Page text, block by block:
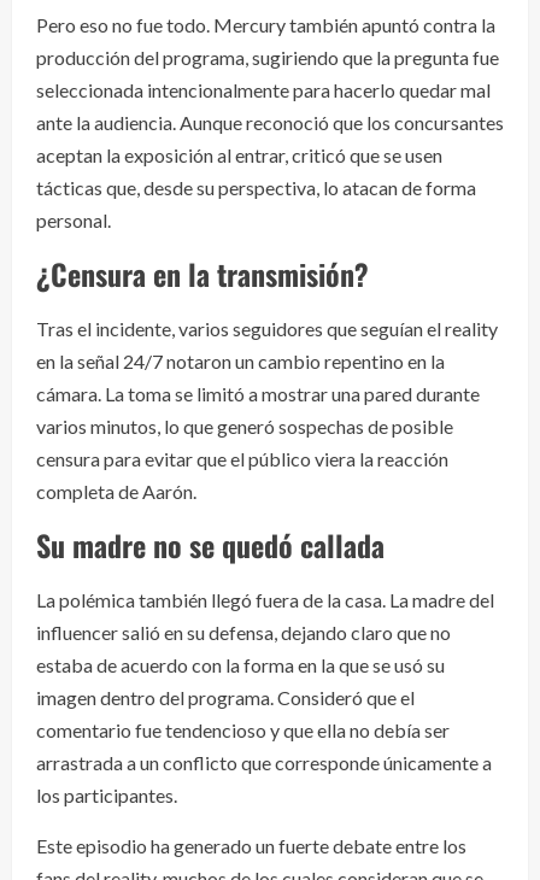
Pero eso no fue todo. Mercury también apuntó contra la
producción del programa, sugiriendo que la pregunta fue
seleccionada intencionalmente para hacerlo quedar mal
ante la audiencia. Aunque reconoció que los concursantes
aceptan la exposición al entrar, criticó que se usen
tácticas que, desde su perspectiva, lo atacan de forma
personal.
¿Censura en la transmisión?
Tras el incidente, varios seguidores que seguían el reality
en la señal 24/7 notaron un cambio repentino en la
cámara. La toma se limitó a mostrar una pared durante
varios minutos, lo que generó sospechas de posible
censura para evitar que el público viera la reacción
completa de Aarón.
Su madre no se quedó callada
La polémica también llegó fuera de la casa. La madre del
influencer salió en su defensa, dejando claro que no
estaba de acuerdo con la forma en la que se usó su
imagen dentro del programa. Consideró que el
comentario fue tendencioso y que ella no debía ser
arrastrada a un conflicto que corresponde únicamente a
los participantes.
Este episodio ha generado un fuerte debate entre los